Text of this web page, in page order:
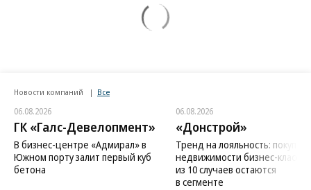
Новости компаний Все
06.08.2026
ГК «Галс-Девелопмент»
В бизнес-центре «Адмирал» в
Южном порту залит первый куб
бетона
06.08.2026
«Донстрой»
Тренд на лояльность:
недвижимости бизнес-класса
из 10 случаев остаются
в сегменте